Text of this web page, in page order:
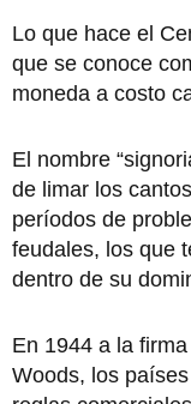
Lo que hace el
que se conoce
moneda a costo
El nombre
de limar los
períodos de
feudales, los que
dentro de su
En 1944 a la
Woods, los